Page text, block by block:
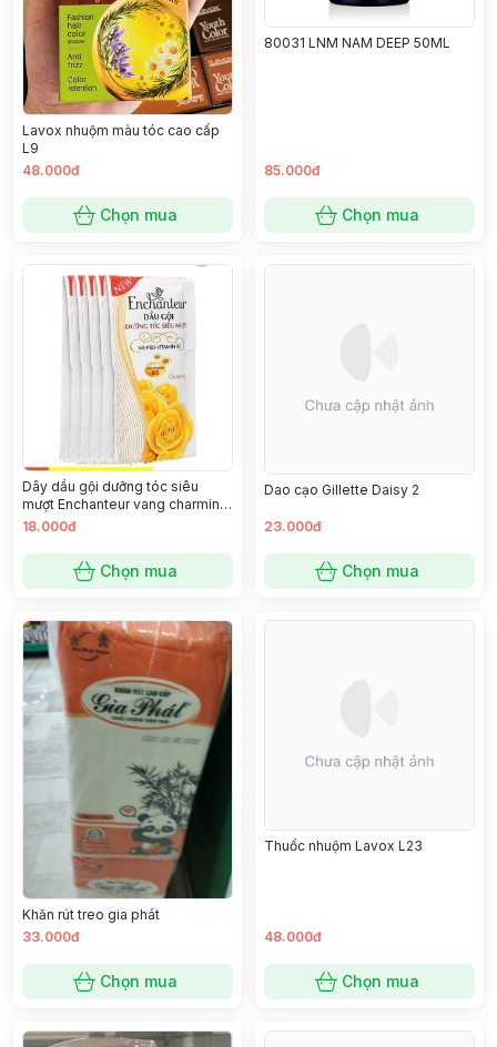
Lavox nhuộm màu tóc cao cấp
L9
48.000đ
Chọn mua
80031 LNM NAM DEEP 50ML
85.000đ
Chọn mua
Dây dầu gội dưỡng tóc siêu
mượt Enchanteur vang charming
dây 12 gói
18.000đ
Chọn mua
Dao cạo Gillette Daisy 2
23.000đ
Chọn mua
Khăn rút treo gia phát
33.000đ
Chọn mua
Thuốc nhuộm Lavox L23
48.000đ
Chọn mua